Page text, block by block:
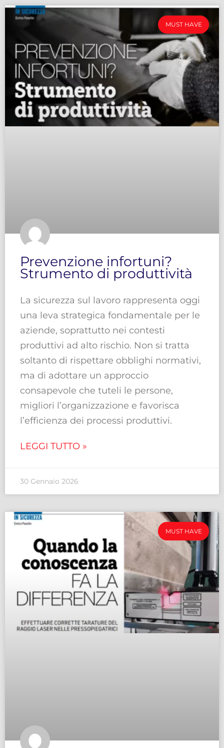
MUST HAVE
Prevenzione infortuni?
Strumento di produttività
La sicurezza sul lavoro rappresenta oggi
una leva strategica fondamentale per le
aziende, soprattutto nei contesti
produttivi ad alto rischio. Non si tratta
soltanto di rispettare obblighi normativi,
ma di adottare un approccio
consapevole che tuteli le persone,
migliori l’organizzazione e favorisca
l’efficienza dei processi produttivi.
LEGGI TUTTO »
30 Gennaio 2026
MUST HAVE